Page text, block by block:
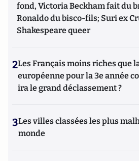
fond, Victoria Beckham fait du
Ronaldo du bisco-fils; Suri ex
Shakespeare queer
2Les Français moins riches que
européenne pour la 3e année
ira le grand déclassement ?
3Les villes classées les plus
monde